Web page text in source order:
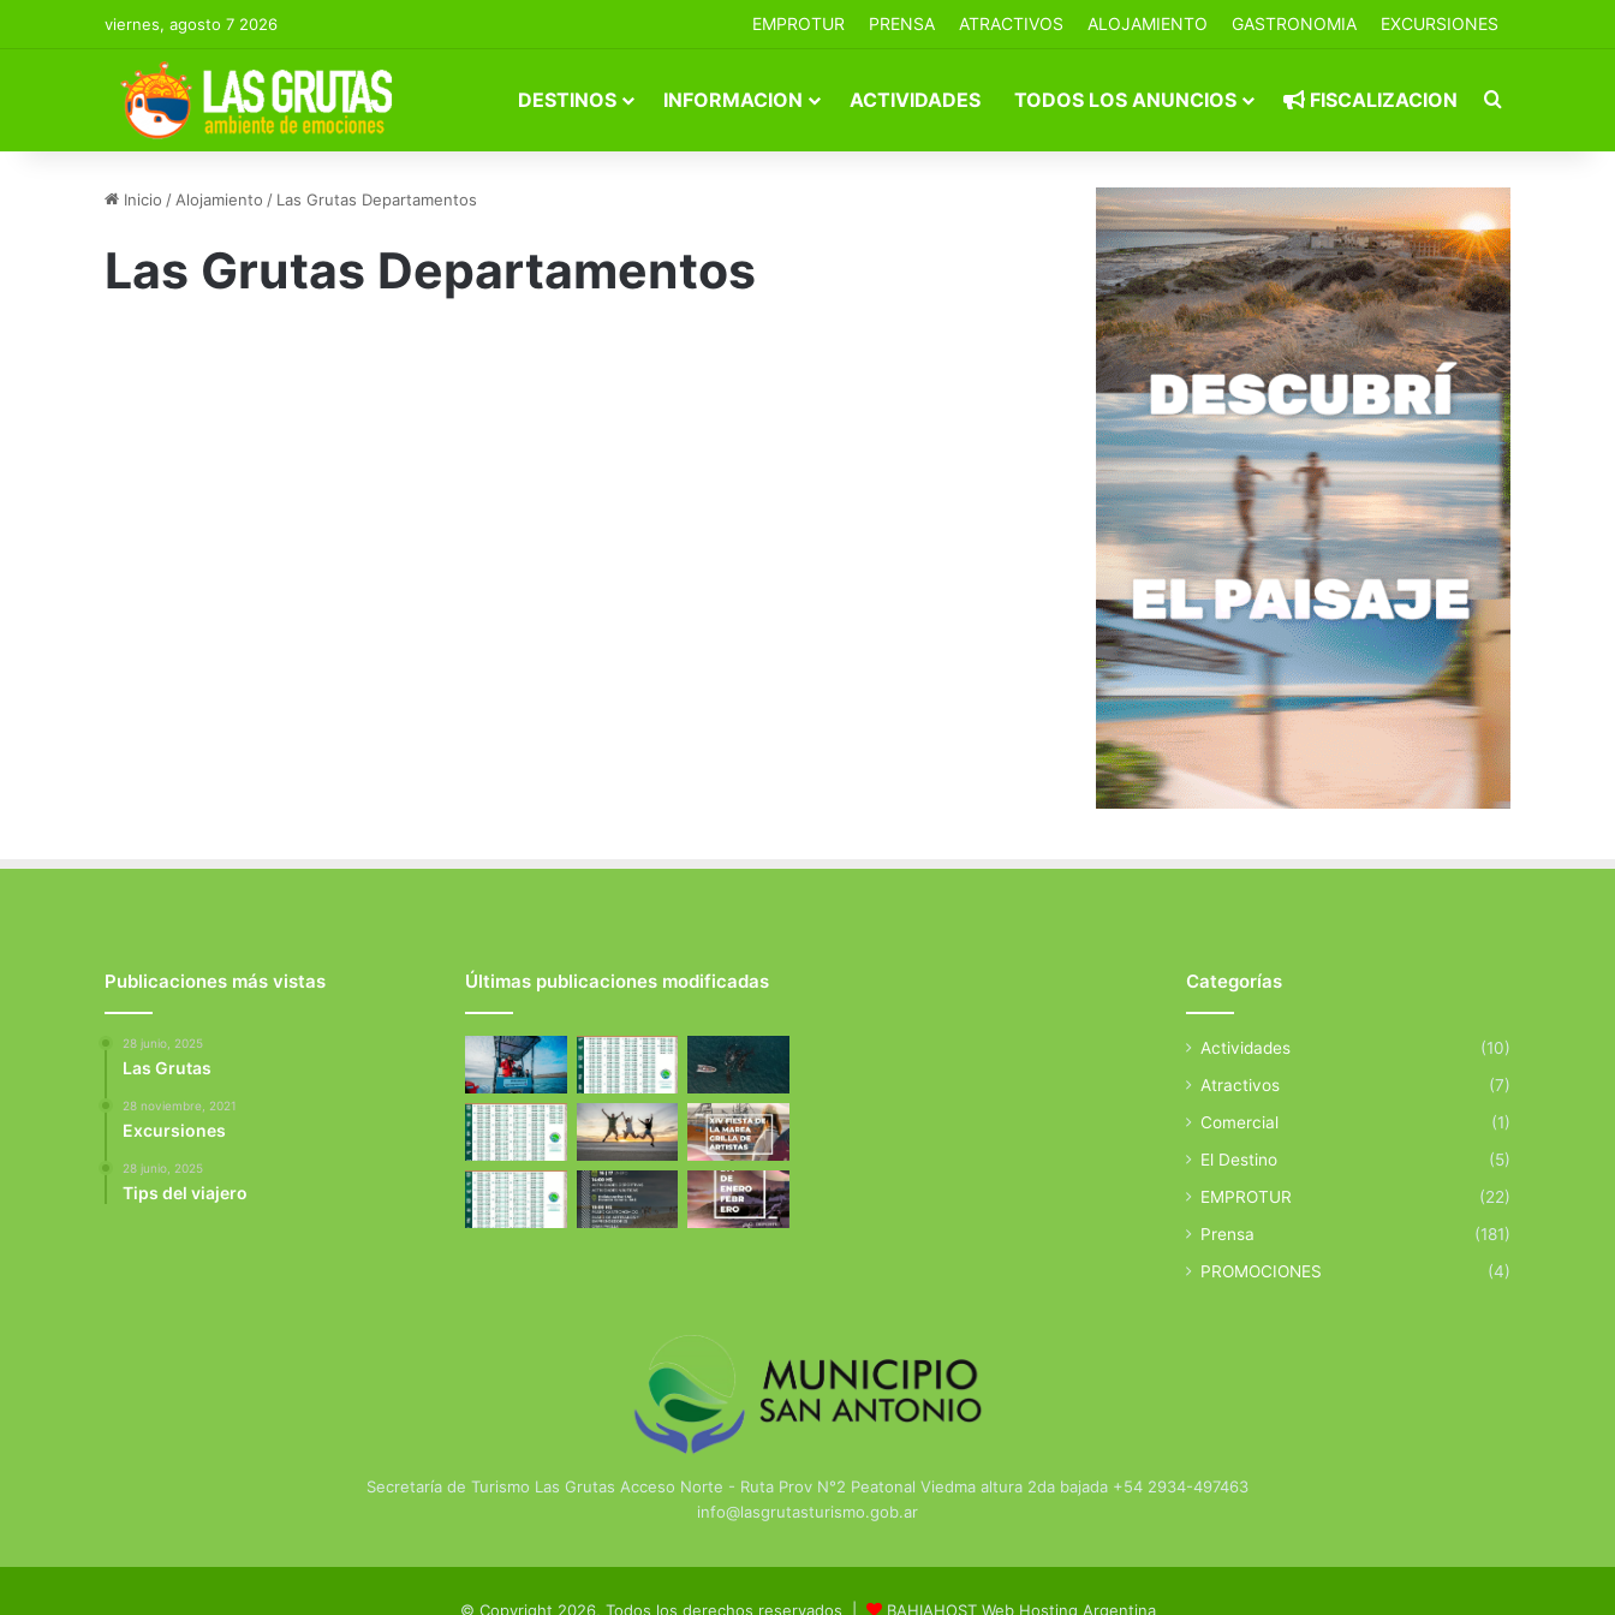
viernes, agosto 7 2026 EMPROTUR PRENSA ATRACTIVOS ALOJAMIENTO GASTRONOMIA EXCURSIONES
DESTINOS INFORMACION ACTIVIDADES TODOS LOS ANUNCIOS FISCALIZACION Buscar por
Inicio / Alojamiento / Las Grutas Departamentos
Las Grutas Departamentos
Publicaciones más vistas
28 junio, 2025
Las Grutas
28 noviembre, 2021
Excursiones
28 junio, 2025
Tips del viajero
Últimas publicaciones modificadas Categorías
Actividades
(10)
Atractivos
(7)
Comercial
(1)
El Destino
(5)
EMPROTUR
(22)
Prensa
(181)
PROMOCIONES
(4)
Secretaría de Turismo Las Grutas Acceso Norte - Ruta Prov N°2 Peatonal Viedma altura 2da bajada +54 2934-497463
info@lasgrutasturismo.gob.ar
© Copyright 2026, Todos los derechos reservados | BAHIAHOST Web Hosting Argentina